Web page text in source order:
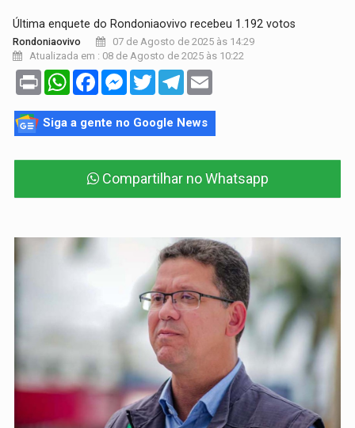
Última enquete do Rondoniaovivo recebeu 1.192 votos
Rondoniaovivo
07 de Agosto de 2025 às 14:29
Atualizada em : 08 de Agosto de 2025 às 10:22
Print WhatsAppFacebookMessenger
TwitterTelegram
Siga a gente no Google News
Compartilhar no Whatsapp